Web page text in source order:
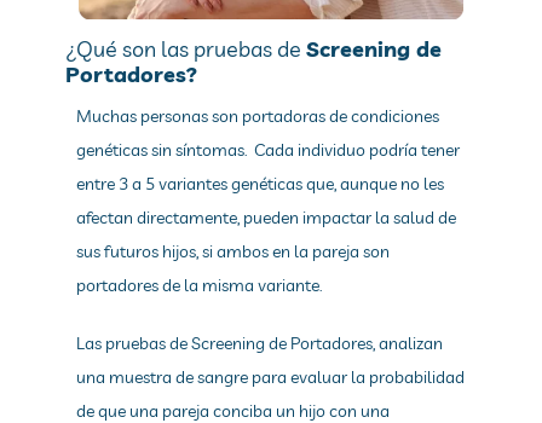
¿Qué son las pruebas de Screening de
Portadores?
Muchas personas son portadoras de condiciones
genéticas sin síntomas. Cada individuo podría tener
entre 3 a 5 variantes genéticas que, aunque no les
afectan directamente, pueden impactar la salud de
sus futuros hijos, si ambos en la pareja son
portadores de la misma variante.
Las pruebas de Screening de Portadores, analizan
una muestra de sangre para evaluar la probabilidad
de que una pareja conciba un hijo con una